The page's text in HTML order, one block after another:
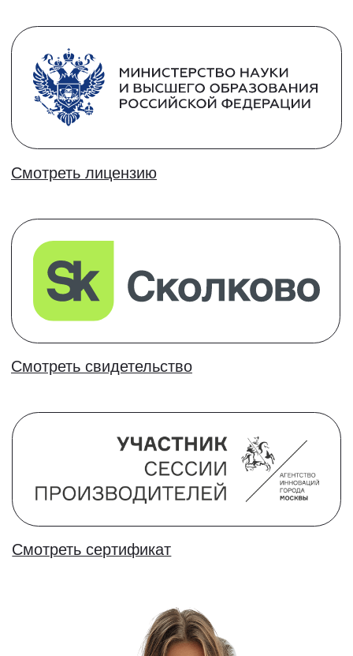
с другими учениками
Общение,
комьюнити и
честные отзывы
автошколы к бескомпромиссной сдаче
экзамена с первого раза, успешному
получению прав и первоклассному